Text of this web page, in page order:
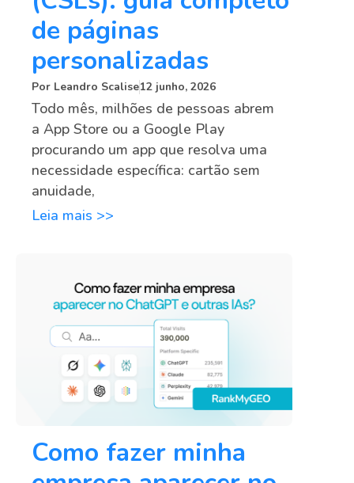
de páginas
personalizadas
Por Leandro Scalise12 junho, 2026
Todo mês, milhões de pessoas abrem
a App Store ou a Google Play
procurando um app que resolva uma
necessidade específica: cartão sem
anuidade,
Leia mais >>
Como fazer minha